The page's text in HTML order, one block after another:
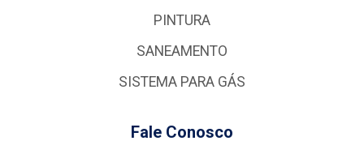
PINTURA
SANEAMENTO
SISTEMA PARA GÁS
Fale Conosco